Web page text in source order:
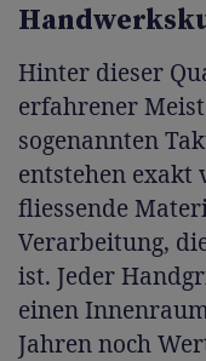
Hinter dieser
erfahrener
sogenannten
entstehen exakt
fliessende
Verarbeitung,
ist. Jeder
einen
Jahren noch